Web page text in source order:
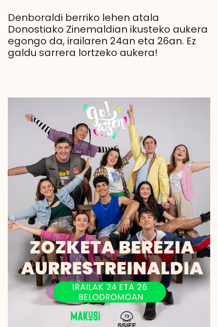
Denboraldi berriko lehen atala
Donostiako Zinemaldian ikusteko aukera
egongo da, irailaren 24an eta 26an. Ez
galdu sarrera lortzeko aukera!